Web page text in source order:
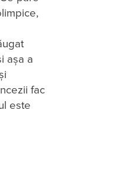
așa a
fac
este